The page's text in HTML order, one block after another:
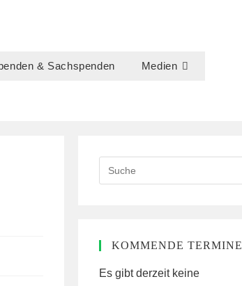
& Sachspenden Medien
this
KOMMENDE TERMINE
Es gibt derzeit keine